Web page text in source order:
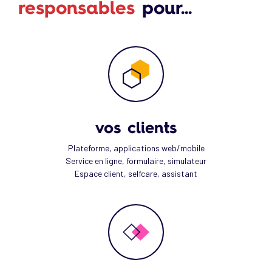
responsables pour...
vos clients
Plateforme, applications web/mobile
Service en ligne, formulaire, simulateur
Espace client, selfcare, assistant